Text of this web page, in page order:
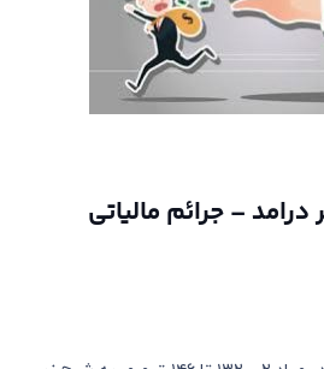
درامد – جرائم مالیاتی